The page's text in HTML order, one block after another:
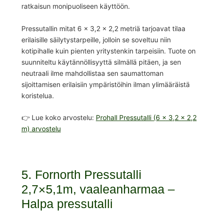
ratkaisun monipuoliseen käyttöön.
Pressutallin mitat 6 x 3,2 x 2,2 metriä tarjoavat tilaa
erilaisille säilytystarpeille, jolloin se soveltuu niin
kotipihalle kuin pienten yritystenkin tarpeisiin. Tuote on
suunniteltu käytännöllisyyttä silmällä pitäen, ja sen
neutraali ilme mahdollistaa sen saumattoman
sijoittamisen erilaisiin ympäristöihin ilman ylimääräistä
koristelua.
👉 Lue koko arvostelu: Prohall Pressutalli (6 x 3,2 x 2,2
m) arvostelu
5. Fornorth Pressutalli
2,7×5,1m, vaaleanharmaa –
Halpa pressutalli